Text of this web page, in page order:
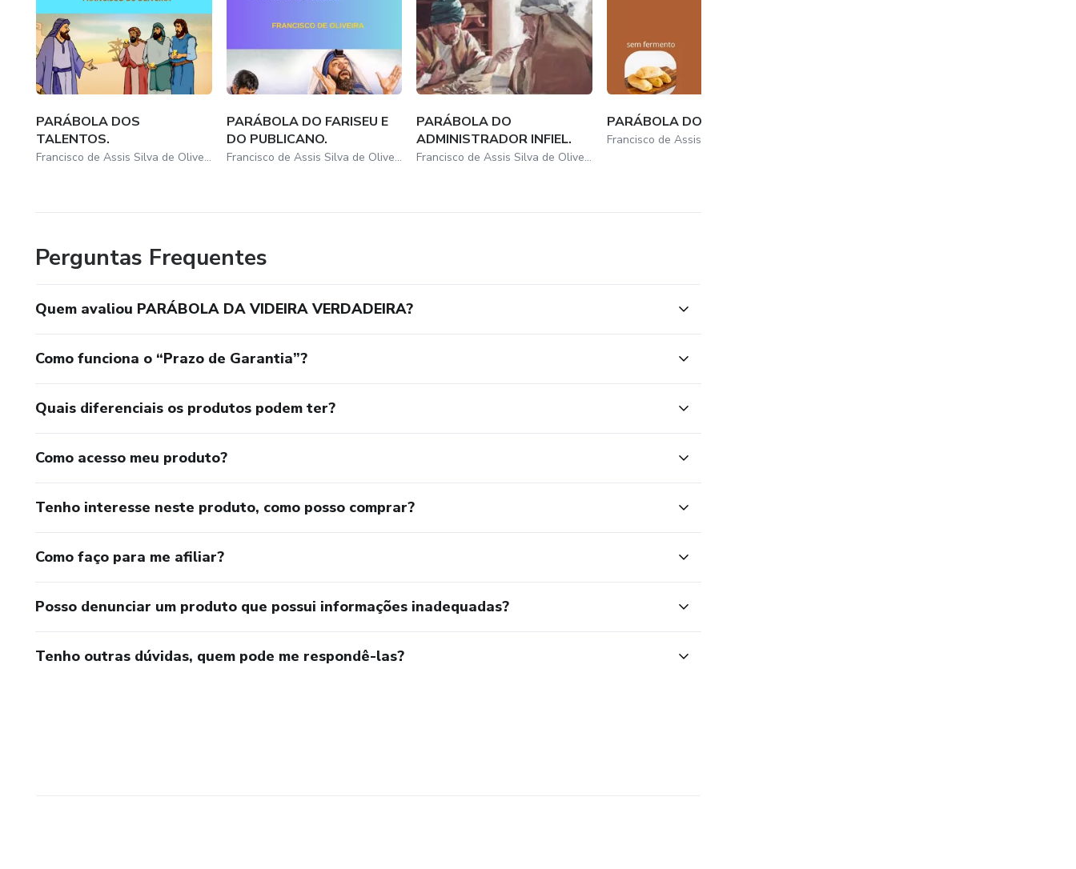
PARÁBOLA DOS
TALENTOS.
Francisco de Assis Silva de Oliveira
PARÁBOLA DO FARISEU E
DO PUBLICANO.
Francisco de Assis Silva de Oliveira
PARÁBOLA DO
ADMINISTRADOR INFIEL.
Francisco de Assis Silva de Oliveira
PARÁBOLA DO FERMENTO.
Perguntas Frequentes
Quem avaliou PARÁBOLA DA VIDEIRA VERDADEIRA?
Como funciona o “Prazo de Garantia”?
Quais diferenciais os produtos podem ter?
Como acesso meu produto?
Tenho interesse neste produto, como posso comprar?
Como faço para me afiliar?
Posso denunciar um produto que possui informações inadequadas?
Tenho outras dúvidas, quem pode me respondê-las?